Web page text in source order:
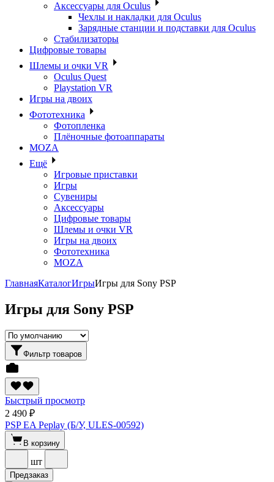
Аксессуары для Oculus
Чехлы и накладки для Oculus
Зарядные станции и подставки для Oculus
Стабилизаторы
Цифровые товары
Шлемы и очки VR
Oculus Quest
Playstation VR
Игры на двоих
Фототехника
Фотопленка
Плёночные фотоаппараты
MOZA
Ещё
Игровые приставки
Игры
Сувениры
Аксессуары
Цифровые товары
Шлемы и очки VR
Игры на двоих
Фототехника
MOZA
ГлавнаяКаталогИгрыИгры для Sony PSP
Игры для Sony PSP
Фильтр товаров
Быстрый просмотр
2 490 ₽
PSP EA Peplay (Б/У, ULES-00592)
В корзину
шт
Предзаказ